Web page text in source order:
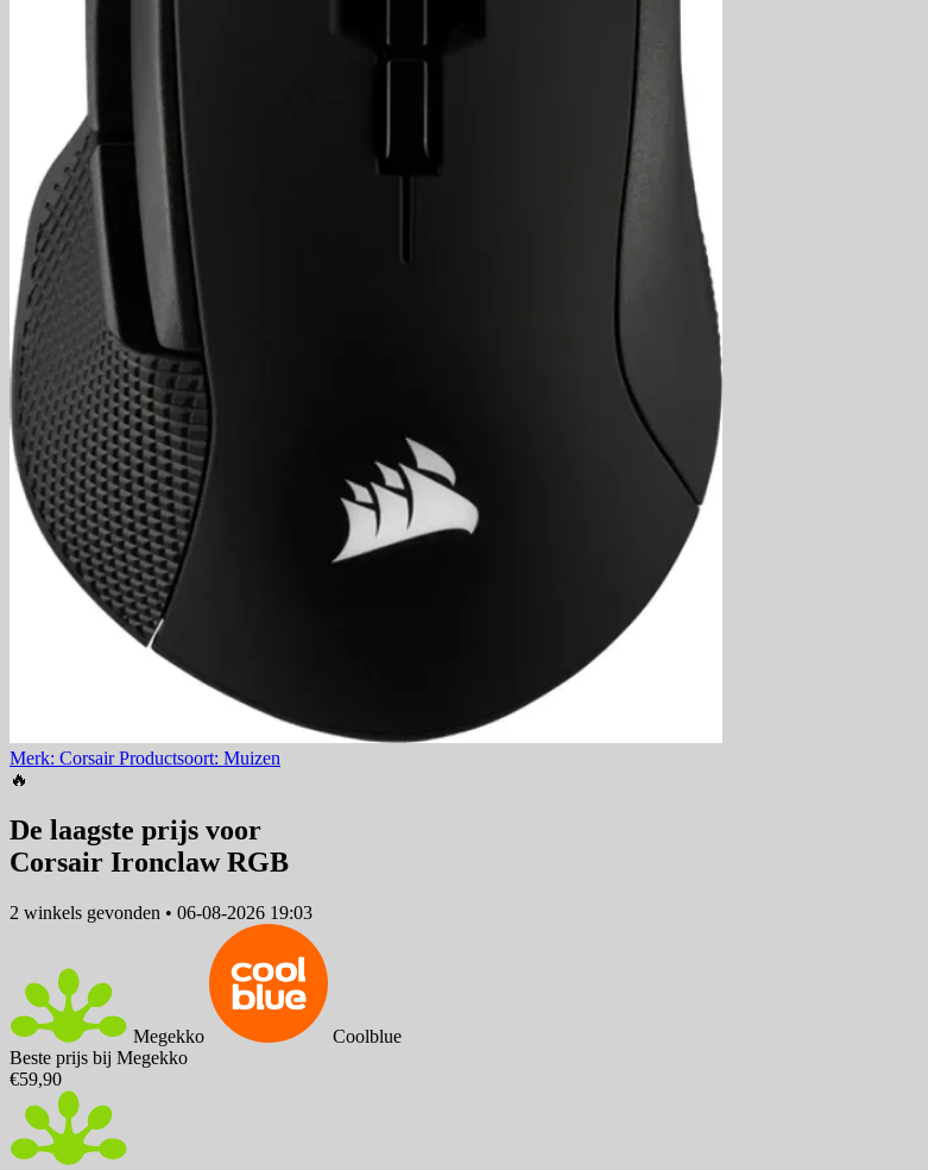
Merk: CorsairProductsoort: Muizen
🔥
De laagste prijs voor
Corsair Ironclaw RGB
2 winkels gevonden • 06-08-2026 19:03
Megekko
Coolblue
Beste prijs bij Megekko
€59,90